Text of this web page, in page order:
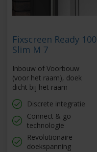
Fixscreen Ready 100
Slim M 7
Inbouw of Voorbouw
(voor het raam), doek
dicht bij het raam
Discrete integratie
Connect & go
technologie
Revolutionaire
doekspanning